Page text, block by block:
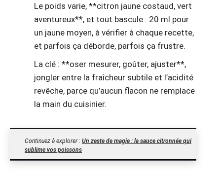
Le poids varie, **citron jaune costaud, vert
aventureux**, et tout bascule : 20 ml pour
un jaune moyen, à vérifier à chaque recette,
et parfois ça déborde, parfois ça frustre.
La clé : **oser mesurer, goûter, ajuster**,
jongler entre la fraîcheur subtile et l’acidité
revêche, parce qu’aucun flacon ne remplace
la main du cuisinier.
Continuez à explorer : Un zeste de magie : la sauce citronnée qui
sublime vos poissons